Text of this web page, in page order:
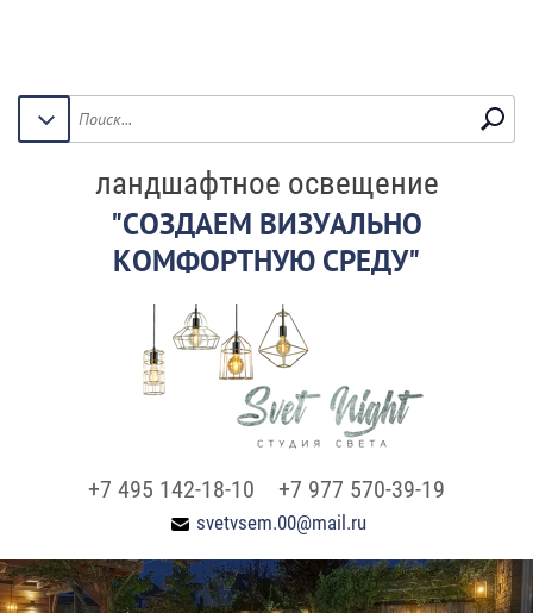
ландшафтное освещение
"СОЗДАЕМ ВИЗУАЛЬНО
КОМФОРТНУЮ СРЕДУ"
+7 495 142-18-10 +7 977 570-39-19
svetvsem.00@mail.ru